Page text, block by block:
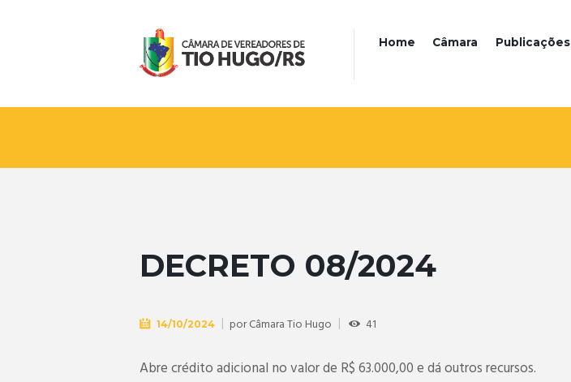
Home Câmara Publicações
DECRETO 08/2024
14/10/2024 porCâmara Tio Hugo 41
Abre crédito adicional no valor de R$ 63.000,00 e dá outros recursos.